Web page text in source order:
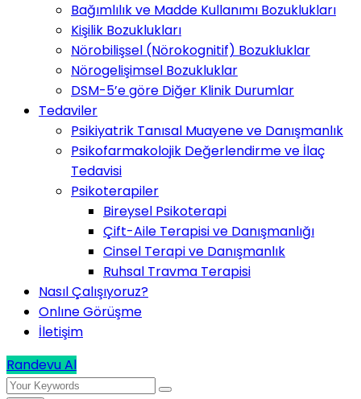
Bağımlılık ve Madde Kullanımı Bozuklukları
Kişilik Bozuklukları
Nörobilişsel (Nörokognitif) Bozukluklar
Nörogelişimsel Bozukluklar
DSM-5’e göre Diğer Klinik Durumlar
Tedaviler
Psikiyatrik Tanısal Muayene ve Danışmanlık
Psikofarmakolojik Değerlendirme ve İlaç
Tedavisi
Psikoterapiler
Bireysel Psikoterapi
Çift-Aile Terapisi ve Danışmanlığı
Cinsel Terapi ve Danışmanlık
Ruhsal Travma Terapisi
Nasıl Çalışıyoruz?
Onlıne Görüşme
İletişim
Randevu Al